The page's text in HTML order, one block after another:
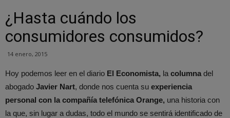
¿Hasta cuándo los
consumidores consumidos?
14 enero, 2015
Hoy podemos leer en el diario El Economista, la columna del
abogado Javier Nart, donde nos cuenta su experiencia
personal con la compañía telefónica Orange, una historia con
la que, sin lugar a dudas, todo el mundo se sentirá identificado de